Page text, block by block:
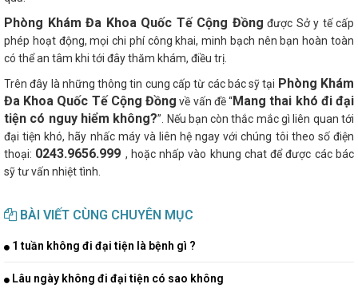
Phòng Khám Đa Khoa Quốc Tế Cộng Đồng được Sở y tế cấp
phép hoạt động, mọi chi phí công khai, minh bạch nên bạn hoàn toàn
có thể an tâm khi tới đây thăm khám, điều trị.
Trên đây là những thông tin cung cấp từ các bác sỹ tại Phòng Khám
Đa Khoa Quốc Tế Cộng Đồng về vấn đề “Mang thai khó đi đại
tiện có nguy hiểm không?”. Nếu bạn còn thắc mắc gì liên quan tới
đại tiện khó, hãy nhấc máy và liên hệ ngay với chúng tôi theo số điện
thoại: 0243.9656.999 , hoặc nhấp vào khung chat để được các bác
sỹ tư vấn nhiệt tình.
BÀI VIẾT CÙNG CHUYÊN MỤC
1 tuần không đi đại tiện là bệnh gì ?
Lâu ngày không đi đại tiện có sao không